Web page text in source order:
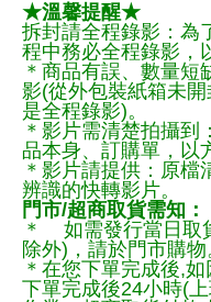
★溫馨提醒★
拆封請全程錄影：為
程中務必全程錄影，
＊商品有誤、數量短
影(從外包裝紙箱未
是全程錄影)。
＊影片需清楚拍攝到
品本身、訂購單，以
＊影片請提供：原檔
辨識的快轉影片。
門市/超商取貨需知：
＊ 如需發行當日取
除外)，請於門市購物
＊在您下單完成後,
下單完成後24小時(